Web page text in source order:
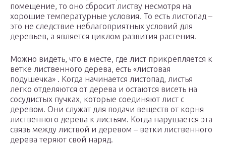
помещение, то оно сбросит листву несмотря на
хорошие температурные условия. То есть листопад –
это не следствие неблагоприятных условий для
деревьев, а является циклом развития растения.
Можно видеть, что в месте, где лист прикрепляется к
ветке лиственного дерева, есть «листовая
подушечка» . Когда начинается листопад, листья
легко отделяются от дерева и остаются висеть на
сосудистых пучках, которые соединяют лист с
деревом. Они служат для подачи веществ от корня
лиственного дерева к листьям. Когда нарушается эта
связь между листвой и деревом – ветки лиственного
дерева теряют свой наряд.